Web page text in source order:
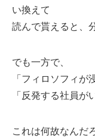
い換えて
読んで貰えると、
でも一方で、
「フィロソフィが
「反発する社員が
これは何故なんだ